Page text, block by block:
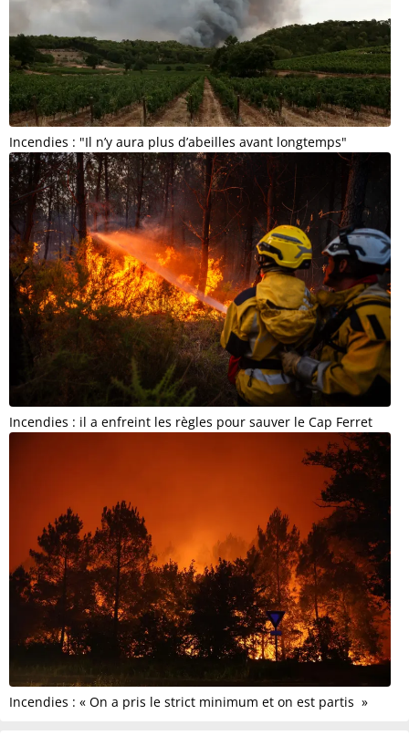
Incendies : "Il n’y aura plus d’abeilles avant longtemps"
Incendies : il a enfreint les règles pour sauver le Cap Ferret
Incendies : « On a pris le strict minimum et on est partis »